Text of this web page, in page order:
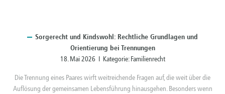
Sorgerecht und Kindswohl: Rechtliche Grundlagen und
Orientierung bei Trennungen
18. Mai 2026 I Kategorie:Familienrecht
Die Trennung eines Paares wirft weitreichende Fragen auf, die weit über die
Auflösung der gemeinsamen Lebensführung hinausgehen. Besonders wenn